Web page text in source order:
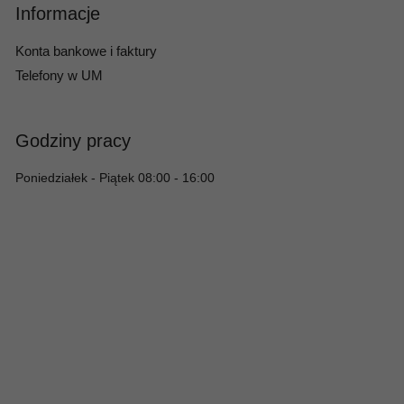
Informacje
Konta bankowe i faktury
Telefony w UM
Godziny pracy
Poniedziałek - Piątek 08:00 - 16:00